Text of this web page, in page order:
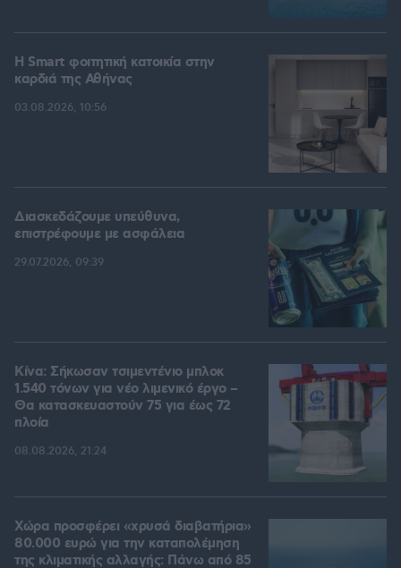
Η Smart φοιτητική κατοικία στην
καρδιά της Αθήνας
03.08.2026, 10:56
Διασκεδάζουμε υπεύθυνα,
επιστρέφουμε με ασφάλεια
29.07.2026, 09:39
Κίνα: Σήκωσαν τσιμεντένιο μπλοκ
1.540 τόνων για νέο λιμενικό έργο –
Θα κατασκευαστούν 75 για έως 72
πλοία
08.08.2026, 21:24
Χώρα προσφέρει «χρυσά διαβατήρια»
80.000 ευρώ για την καταπολέμηση
της κλιματικής αλλαγής: Πάνω από 85